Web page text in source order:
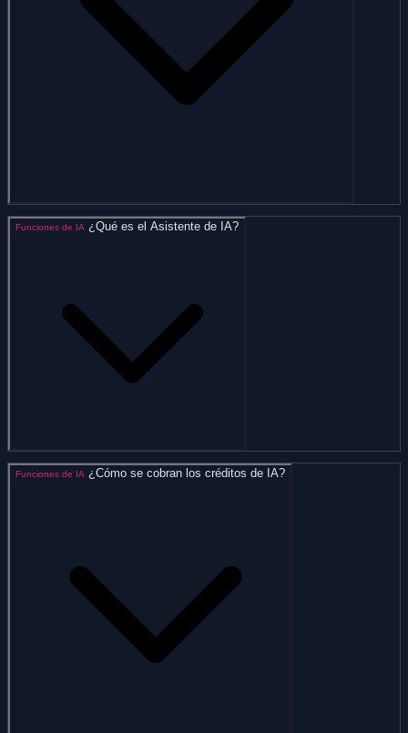
Funciones de IA ¿Qué es el Asistente de IA?
Funciones de IA ¿Cómo se cobran los créditos de IA?